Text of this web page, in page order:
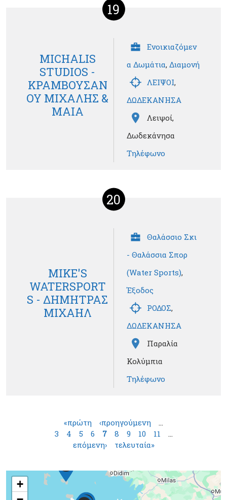
19
MICHALIS
STUDIOS -
ΚΡΑΜΒΟΥΣΑΝ
ΟΥ ΜΙΧΑΛΗΣ &
ΜΑΙΑ
Ενοικιαζόμεν
α Δωμάτια, Διαμονή
ΛΕΙΨΟΙ,
ΔΩΔΕΚΑΝΗΣΑ
Λειψοί,
Δωδεκάνησα
Τηλέφωνο
20
MIKE'S
WATERSPORT
S - ΔΗΜΗΤΡΑΣ
ΜΙΧΑΗΛ
Θαλάσσιο Σκι
- Θαλάσσια Σπορ
(Water Sports),
Έξοδος
ΡΟΔΟΣ,
ΔΩΔΕΚΑΝΗΣΑ
Παραλία
Κολύμπια
Τηλέφωνο
«πρώτη ‹προηγούμενη
3
4 5 6 7 8 9 10 11
επόμενη›
τελευταία»
+